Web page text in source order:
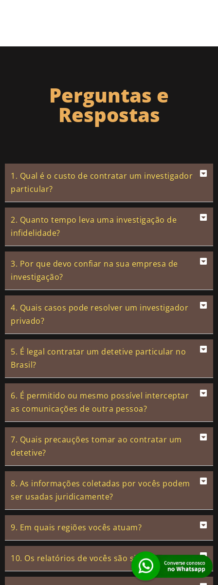
Perguntas e
Respostas
1. Qual é o custo de contratar um investigador
particular?
2. Quanto tempo leva uma investigação de
infidelidade?
3. Por que devo confiar na sua empresa de
investigação?
4. Quais casos pode resolver um investigador
privado?
5. É legal contratar um detetive particular no
Brasil?
6. É permitido ou mesmo possível interceptar
as comunicações de outra pessoa?
7. Quais precauções tomar ao contratar um
detetive?
8. As informações coletadas por vocês podem
ser usadas juridicamente?
9. Em quais regiões vocês atuam?
10. Os relatórios de vocês são sigilosos?